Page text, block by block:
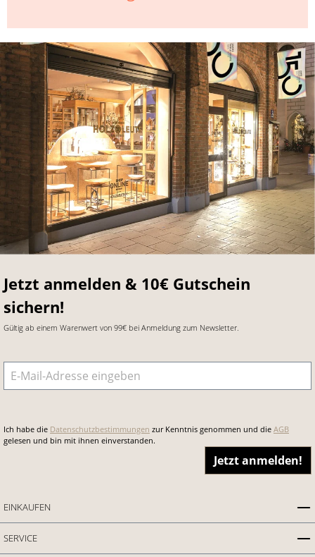
Jetzt anmelden & 10€ Gutschein
sichern!
Gültig ab einem Warenwert von 99€ bei Anmeldung zum Newsletter.
E-Mail-Adresse
Ich habe die Datenschutzbestimmungen zur Kenntnis genommen und die AGB
gelesen und bin mit ihnen einverstanden.
Jetzt anmelden!
EINKAUFEN
SERVICE